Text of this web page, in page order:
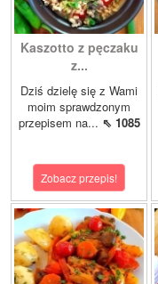
Kaszotto z pęczaku
z...
Dziś dzielę się z Wami
moim sprawdzonym
przepisem na... ⇖ 1085
Zobacz przepis!